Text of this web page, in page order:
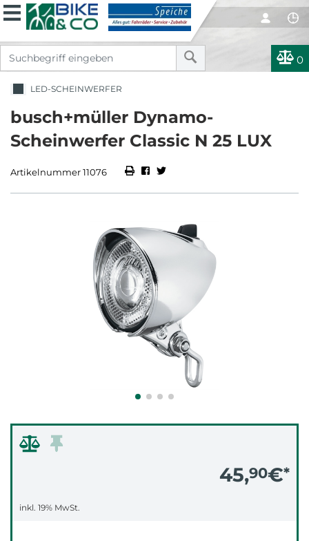
0
LED-SCHEINWERFER
busch+müller Dynamo-
Scheinwerfer Classic N 25 LUX
Artikelnummer 11076
45,90€*
inkl. 19% MwSt.